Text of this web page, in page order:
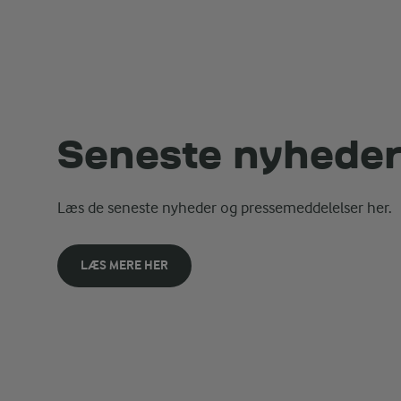
Seneste nyheder
Læs de seneste nyheder og pressemeddelelser her.
LÆS MERE HER